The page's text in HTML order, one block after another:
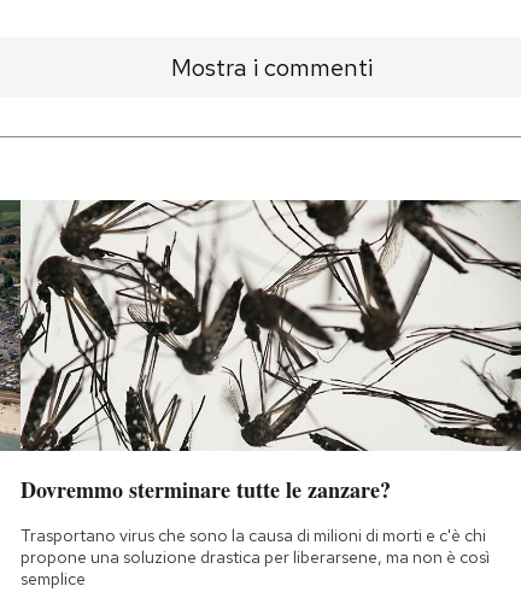
Mostra i commenti
Dovremmo sterminare tutte le zanzare?
Trasportano virus che sono la causa di milioni di morti e c'è chi
propone una soluzione drastica per liberarsene, ma non è così
semplice